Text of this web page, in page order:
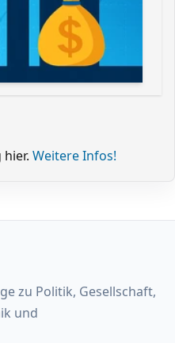
Weitere Infos!
zu Politik, Gesellschaft,
und